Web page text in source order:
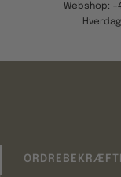
Webshop: